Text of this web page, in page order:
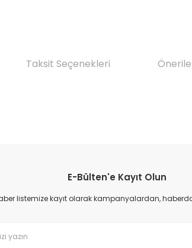
Taksit Seçenekleri
bozuk veya görüntülenemiyor.
eksik bilgiler bulunuyor.
E-Bülten'e Kayıt Olun
listemize kayıt olarak kampanyalardan,